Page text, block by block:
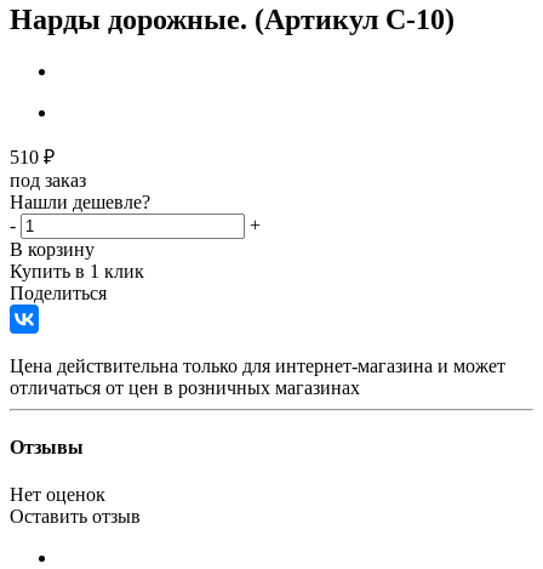
Нарды дорожные. (Артикул C-10)
510 ₽
под заказ
Нашли дешевле?
-
+
В корзину
Купить в 1 клик
Поделиться
Цена действительна только для интернет-магазина и может
отличаться от цен в розничных магазинах
Отзывы
Нет оценок
Оставить отзыв